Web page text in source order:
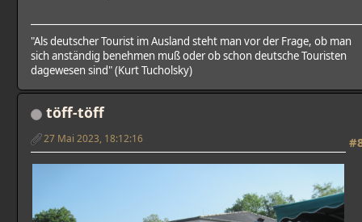
"Als deutscher Tourist im Ausland steht man vor der Frage, ob man
sich anständig benehmen muß oder ob schon deutsche Touristen
dagewesen sind" (Kurt Tucholsky)
töff-töff
27 Mai 2023, 18:12:16